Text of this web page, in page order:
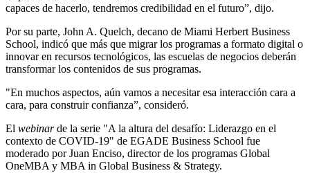
capaces de hacerlo, tendremos credibilidad en el futuro”, dijo.
Por su parte, John A. Quelch, decano de Miami Herbert Business
School, indicó que más que migrar los programas a formato digital o
innovar en recursos tecnológicos, las escuelas de negocios deberán
transformar los contenidos de sus programas.
"En muchos aspectos, aún vamos a necesitar esa interacción cara a
cara, para construir confianza”, consideró.
El webinarde la serie "A la altura del desafío: Liderazgo en el
contexto de COVID-19" de EGADE Business School fue
moderado por Juan Enciso, director de los programas Global
OneMBA y MBA in Global Business & Strategy.